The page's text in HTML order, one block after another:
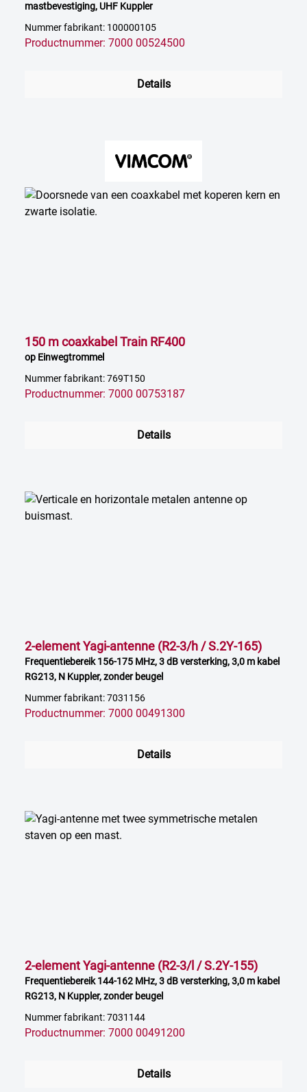
mastbevestiging, UHF Kuppler
Nummer fabrikant: 100000105
Productnummer: 7000 00524500
Details
150 m coaxkabel Train RF400
op Einwegtrommel
Nummer fabrikant: 769T150
Productnummer: 7000 00753187
Details
2-element Yagi-antenne (R2-3/h / S.2Y-165)
Frequentiebereik 156-175 MHz, 3 dB versterking, 3,0 m kabel
RG213, N Kuppler, zonder beugel
Nummer fabrikant: 7031156
Productnummer: 7000 00491300
Details
2-element Yagi-antenne (R2-3/l / S.2Y-155)
Frequentiebereik 144-162 MHz, 3 dB versterking, 3,0 m kabel
RG213, N Kuppler, zonder beugel
Nummer fabrikant: 7031144
Productnummer: 7000 00491200
Details